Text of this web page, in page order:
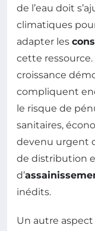
de l’eau doit
climatiques
adapter les
cette
croissance
compliquent
le risque de
sanitaires,
devenu urgent
de distribution
d’
inédits.
Un autre